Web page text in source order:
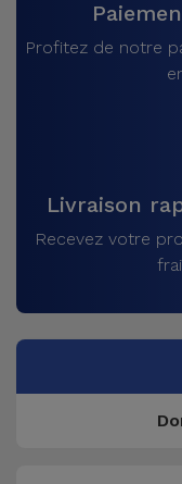
Profitez de notre
Livraison
Recevez votre